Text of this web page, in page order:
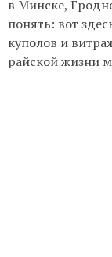
в Минске,
понять: вот
куполов и
райской жизни